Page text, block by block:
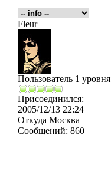
Fleur
Пользователь 1 уровня
Присоединился:
2005/12/13 22:24
Откуда Москва
Сообщений: 860